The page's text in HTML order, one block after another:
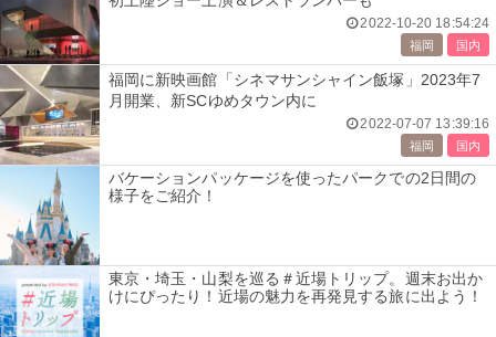
2022-10-20 18:54:24
福岡 国内
福岡に新映画館「シネマサンシャイン飯塚」2023年7
月開業、新SCゆめタウン内に
2022-07-07 13:39:16
福岡 国内
バケーションパッケージを使ったパークでの2日間の
様子をご紹介！
東京・埼玉・山梨を巡る＃近場トリップ。週末お出か
けにぴったり！近場の魅力を再発見する旅に出よう！